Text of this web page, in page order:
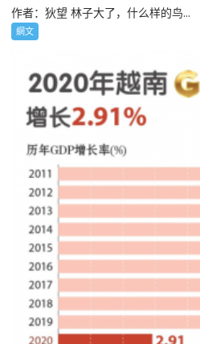
作者：狄望 林子大了，什么样的鸟...
網文